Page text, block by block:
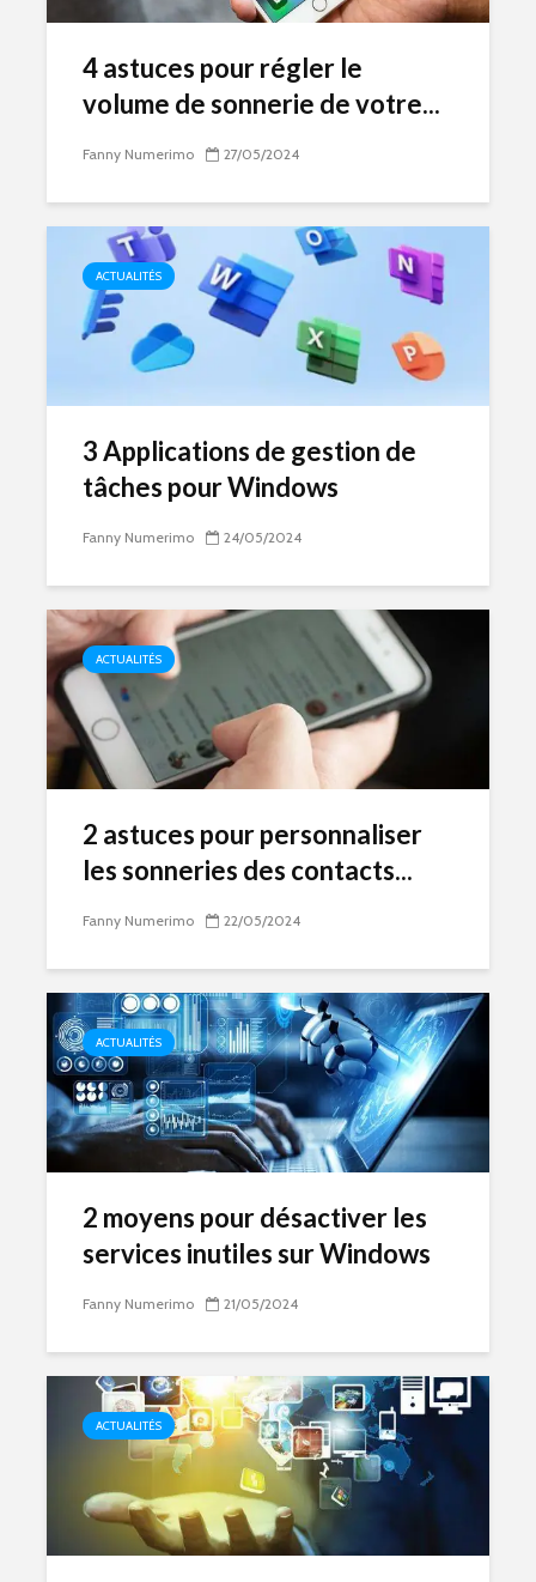
4 astuces pour régler le
volume de sonnerie de votre...
Fanny Numerimo 27/05/2024
ACTUALITÉS
3 Applications de gestion de
tâches pour Windows
Fanny Numerimo 24/05/2024
ACTUALITÉS
2 astuces pour personnaliser
les sonneries des contacts...
Fanny Numerimo 22/05/2024
ACTUALITÉS
2 moyens pour désactiver les
services inutiles sur Windows
Fanny Numerimo 21/05/2024
ACTUALITÉS